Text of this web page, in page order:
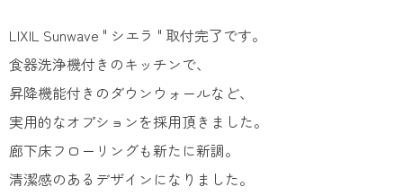
LIXIL Sunwave " シエラ " 取付完了です。
食器洗浄機付きのキッチンで、
昇降機能付きのダウンウォールなど、
実用的なオプションを採用頂きました。
廊下床フローリングも新たに新調。
清潔感のあるデザインになりました。